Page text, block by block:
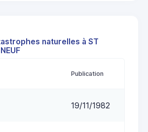
naturelles à ST
Publication
19/11/1982